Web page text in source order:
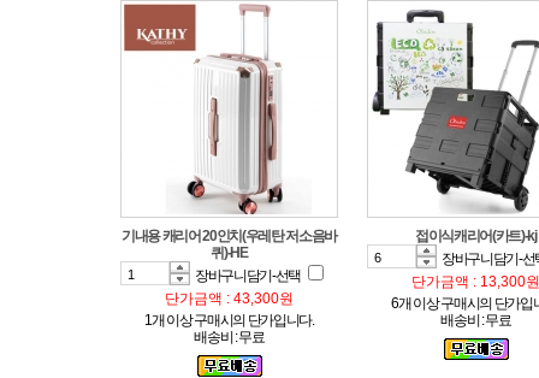
퀴)-HE
장바구니담기-선택
단가금액 : 43,300원
1개 이상 구매시의 단가입니다.
배송비 : 무료
접이식캐리어(카트)-kj
장바구니담기-
단가금액 : 13,300원
6개 이상 구매시의 단가입
배송비 : 무료